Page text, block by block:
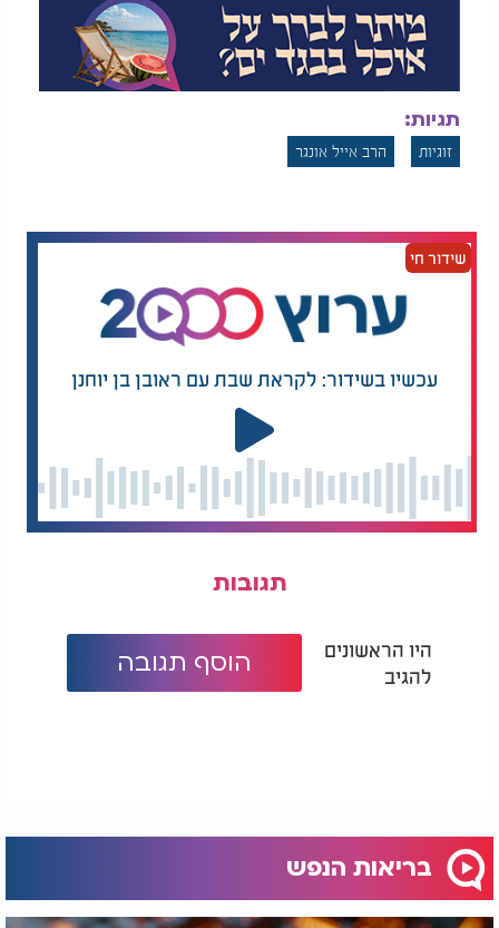
לחץ - כך תחזירו את
השלווה לחיים שלכם
חרדה?
כשאנחנו קולטים את הנקודה הזו, אז מתחיל שלב
'הקבלה' לקבל את המצב, זה שלב קשה מאד.
שלב של 'קבלת ההיפרדות'.
צדק
אחר כך מגיע שלב המצב רוח המדוכדך. ולכן צריכים
מצד אחד להכיר את התהליכים ולא להיאבק בהם יותר
מידי, כלומר לתת לעצמנו להיות עצובים מתוסכלים,
לתת לרגש להיות.
לחוות אותו וכך כמו היינו אומרים 'לסיים אתו'.
השלב בו צוברים חוויות חדשות.
לצור חוויות חדשות זו הדרך שבה אנחנו מלמדים את
גם חשוב מאד להקפיד על הרגלי שגרה בריאים.
תגיות:
זוגיות הרב אייל אונגר
שידור חי
עכשיו בשידור: לקראת שבת עם ראובן בן יוחנן
תגובות
היו הראשונים
להגיב
הוסף תגובה
בריאות הנפש